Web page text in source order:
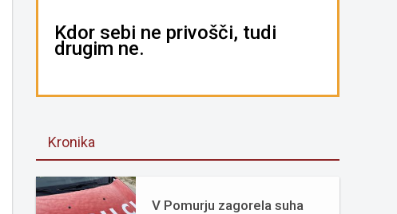
Kdor sebi ne privošči, tudi
drugim ne.
Kronika
V Pomurju zagorela suha